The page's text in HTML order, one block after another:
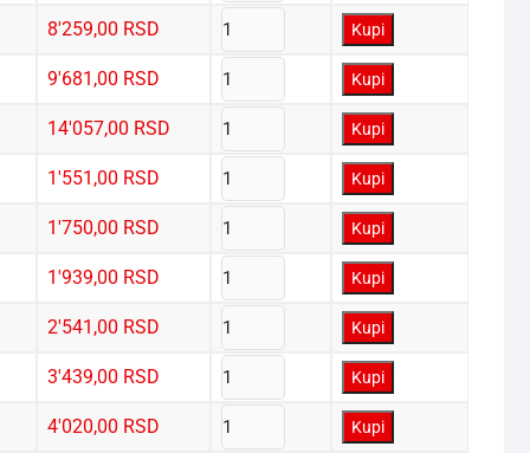
8'259,00 RSD Kupi
9'681,00 RSD Kupi
14'057,00 RSD Kupi
1'551,00 RSD Kupi
1'750,00 RSD Kupi
1'939,00 RSD Kupi
2'541,00 RSD Kupi
3'439,00 RSD Kupi
4'020,00 RSD Kupi